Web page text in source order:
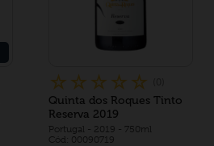
☆ ☆ ☆ ☆ ☆
Quinta dos Roques Tinto
Reserva 2019
Portugal - 2019 - 750ml
Cód: 00090719